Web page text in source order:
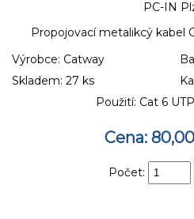
Propojovací metalikcý kabel
Výrobce: Catway
Skladem: 27 ks
Použití: Cat 6 UTP
Cena:
Počet: